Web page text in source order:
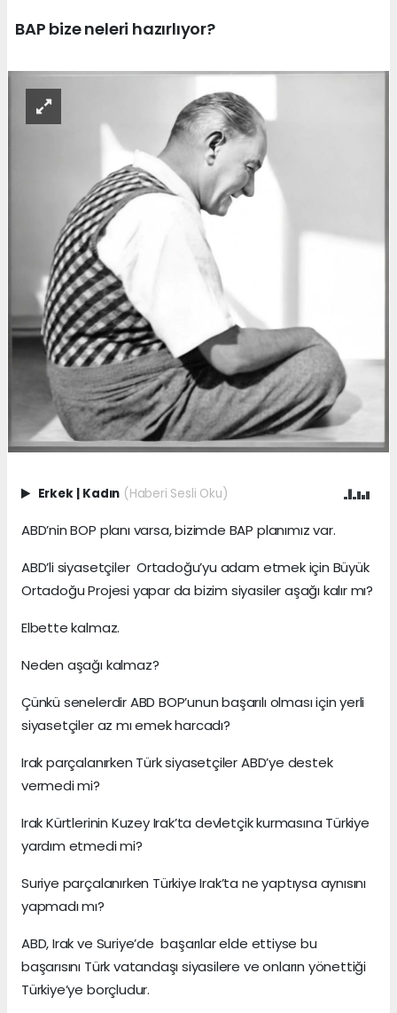
BAP bize neleri hazırlıyor?
Erkek | Kadın (Haberi Sesli Oku)
ABD’nin BOP planı varsa, bizimde BAP planımız var.
ABD’li siyasetçiler Ortadoğu’yu adam etmek için Büyük
Ortadoğu Projesi yapar da bizim siyasiler aşağı kalır mı?
Elbette kalmaz.
Neden aşağı kalmaz?
Çünkü senelerdir ABD BOP’unun başarılı olması için yerli
siyasetçiler az mı emek harcadı?
Irak parçalanırken Türk siyasetçiler ABD’ye destek
vermedi mi?
Irak Kürtlerinin Kuzey Irak’ta devletçik kurmasına Türkiye
yardım etmedi mi?
Suriye parçalanırken Türkiye Irak’ta ne yaptıysa aynısını
yapmadı mı?
ABD, Irak ve Suriye’de başarılar elde ettiyse bu
başarısını Türk vatandaşı siyasilere ve onların yönettiği
Türkiye’ye borçludur.